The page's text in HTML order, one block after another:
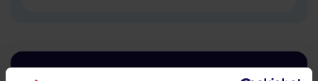
Dlaczego warto wybrać TUI?